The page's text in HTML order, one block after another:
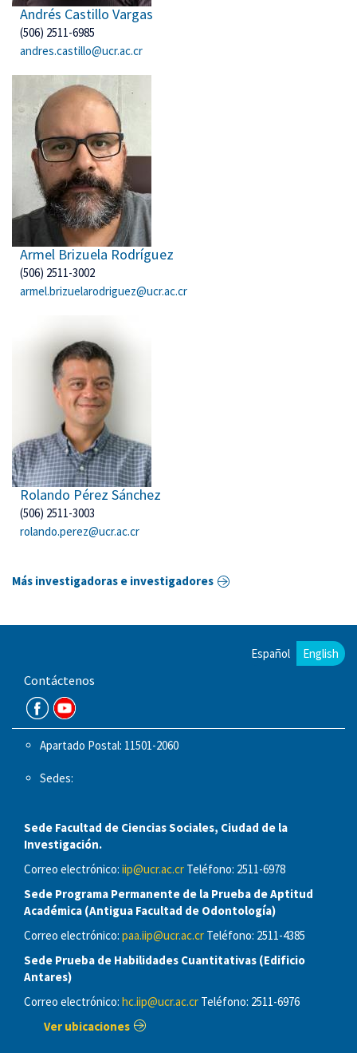
Andrés Castillo Vargas
(506) 2511-6985
andres.castillo@ucr.ac.cr
Armel Brizuela Rodríguez
(506) 2511-3002
armel.brizuelarodriguez@ucr.ac.cr
Rolando Pérez Sánchez
(506) 2511-3003
rolando.perez@ucr.ac.cr
Más investigadoras e investigadores
Español English
Contáctenos
Apartado Postal: 11501-2060
Sedes:
Sede Facultad de Ciencias Sociales, Ciudad de la
Investigación.
Correo electrónico: iip@ucr.ac.cr Teléfono: 2511-6978
Sede Programa Permanente de la Prueba de Aptitud
Académica (Antigua Facultad de Odontología)
Correo electrónico: paa.iip@ucr.ac.cr Teléfono: 2511-4385
Sede Prueba de Habilidades Cuantitativas (Edificio
Antares)
Correo electrónico: hc.iip@ucr.ac.cr Teléfono: 2511-6976
Ver ubicaciones